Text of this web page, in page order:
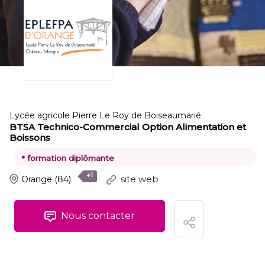
Lycée agricole Pierre Le Roy de Boiseaumarié
BTSA Technico-Commercial Option Alimentation et
Boissons
• formation diplômante
Orange (84) +1 site web
Nous contacter